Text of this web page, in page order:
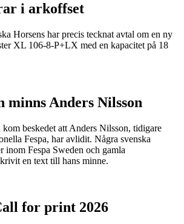
i arkoffset
Horsens har precis tecknat avtal om en ny
XL 106-8-P+LX med en kapacitet på 18
minns Anders Nilsson
beskedet att Anders Nilsson, tidigare
Fespa, har avlidit. Några svenska
inom Fespa Sweden och gamla
en text till hans minne.
for print 2026